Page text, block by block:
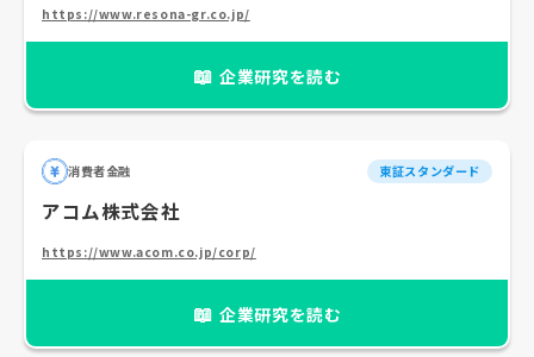
https://www.resona-gr.co.jp/
📖 企業研究を読む
消費者金融 東証スタンダード
アコム株式会社
https://www.acom.co.jp/corp/
📖 企業研究を読む